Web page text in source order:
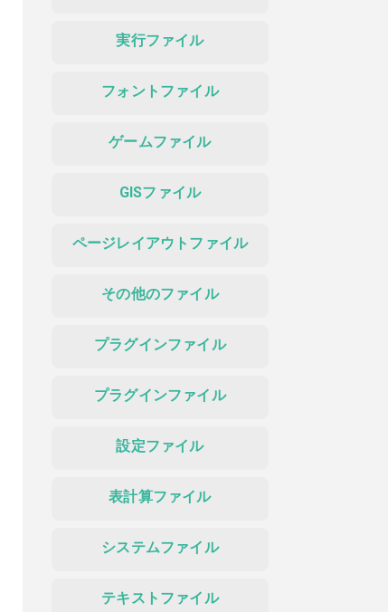
実行ファイル
フォントファイル
ゲームファイル
GISファイル
ページレイアウトファイル
その他のファイル
プラグインファイル
プラグインファイル
設定ファイル
表計算ファイル
システムファイル
テキストファイル